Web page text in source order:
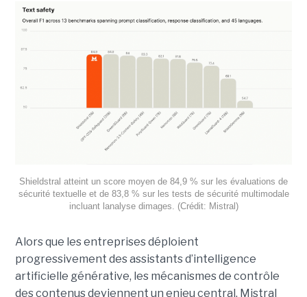
Shieldstral atteint un score moyen de 84,9 % sur les évaluations de
sécurité textuelle et de 83,8 % sur les tests de sécurité multimodale
incluant lanalyse dimages. (Crédit: Mistral)
Alors que les entreprises déploient
progressivement des assistants d’intelligence
artificielle générative, les mécanismes de contrôle
des contenus deviennent un enjeu central. Mistral